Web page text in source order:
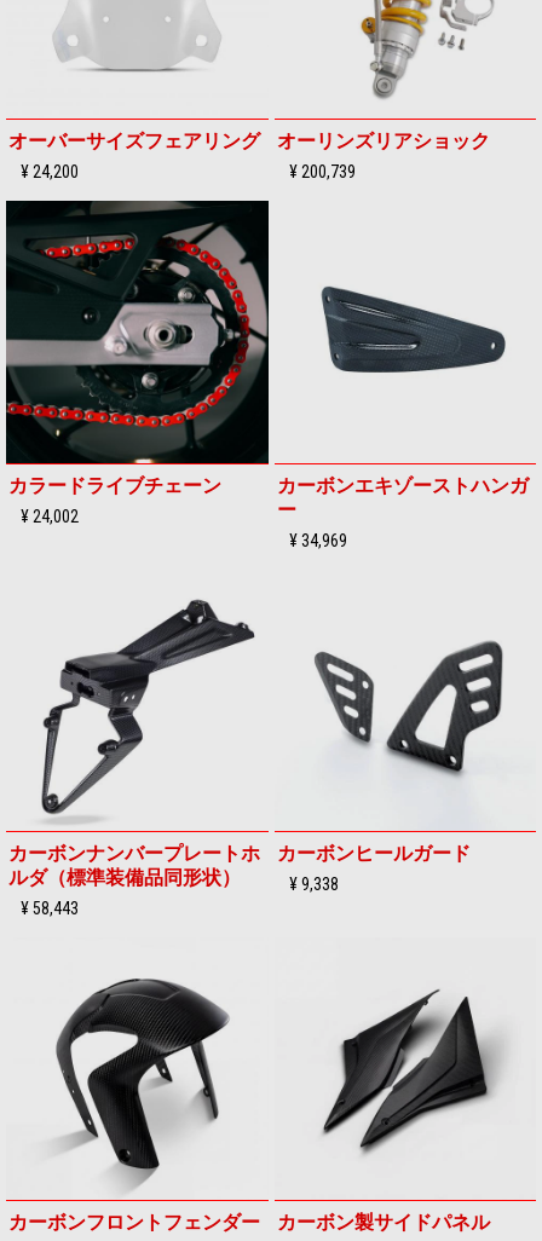
オーバーサイズフェアリング
¥ 24,200
オーリンズリアショック
¥ 200,739
カラードライブチェーン
¥ 24,002
カーボンエキゾーストハンガ
ー
¥ 34,969
カーボンナンバープレートホ
ルダ（標準装備品同形状）
¥ 58,443
カーボンヒールガード
¥ 9,338
カーボンフロントフェンダー カーボン製サイドパネル